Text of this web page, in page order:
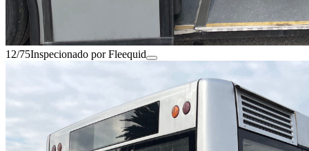
12/75Inspecionado por Fleequid